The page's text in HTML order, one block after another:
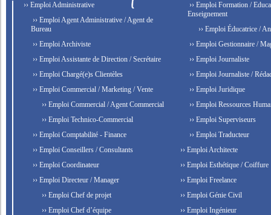
›› Emploi Administrative
›› Emploi Agent Administrative / Agent de
Bureau
›› Emploi Archiviste
›› Emploi Assistante de Direction / Secrétaire
›› Emploi Chargé(e)s Clientèles
›› Emploi Commercial / Marketing / Vente
›› Emploi Commercial / Agent Commercial
›› Emploi Technico-Commercial
›› Emploi Comptabilité - Finance
›› Emploi Conseillers / Consultants
›› Emploi Coordinateur
›› Emploi Directeur / Manager
›› Emploi Chef de projet
›› Emploi Chef d’équipe
›› Emploi Formation /
Enseignement
›› Emploi Éducatrice /
›› Emploi Gestionnaire /
›› Emploi Journaliste
›› Emploi Journaliste /
›› Emploi Juridique
›› Emploi Ressources
›› Emploi Superviseurs
›› Emploi Traducteur
›› Emploi Architecte
›› Emploi Esthétique / Coiffure
›› Emploi Freelance
›› Emploi Génie Civil
›› Emploi Ingénieur